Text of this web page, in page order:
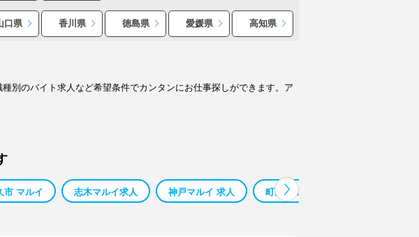
口県 香川県 徳島県 愛媛県 高知県
別のバイト求人など希望条件でカンタンにお仕事探しができます。ア
市 マルイ 志木マルイ求人 神戸マルイ 求人 町田マルイ 求人